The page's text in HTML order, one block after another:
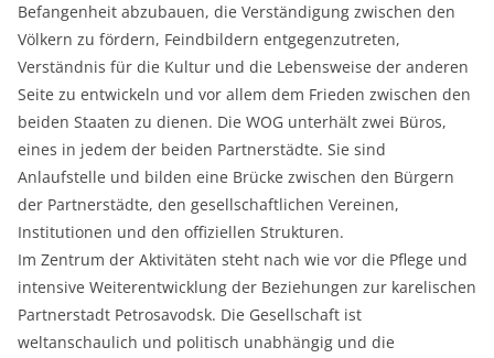
Befangenheit abzubauen, die Verständigung zwischen den
Völkern zu fördern, Feindbildern entgegenzutreten,
Verständnis für die Kultur und die Lebensweise der anderen
Seite zu entwickeln und vor allem dem Frieden zwischen den
beiden Staaten zu dienen. Die WOG unterhält zwei Büros,
eines in jedem der beiden Partnerstädte. Sie sind
Anlaufstelle und bilden eine Brücke zwischen den Bürgern
der Partnerstädte, den gesellschaftlichen Vereinen,
Institutionen und den offiziellen Strukturen.
Im Zentrum der Aktivitäten steht nach wie vor die Pflege und
intensive Weiterentwicklung der Beziehungen zur karelischen
Partnerstadt Petrosavodsk. Die Gesellschaft ist
weltanschaulich und politisch unabhängig und die